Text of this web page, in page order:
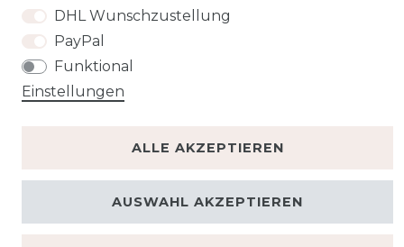
DHL Wunschzustellung
PayPal
Funktional
Einstellungen
ALLE AKZEPTIEREN
AUSWAHL AKZEPTIEREN